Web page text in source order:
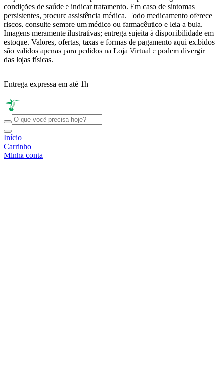
condições de saúde e indicar tratamento. Em caso de sintomas
persistentes, procure assistência médica. Todo medicamento oferece
riscos, consulte sempre um médico ou farmacêutico e leia a bula.
Imagens meramente ilustrativas; entrega sujeita à disponibilidade em
estoque. Valores, ofertas, taxas e formas de pagamento aqui exibidos
são válidos apenas para pedidos na Loja Virtual e podem divergir
das lojas físicas.
Entrega expressa em até 1h
Início
Carrinho
Minha conta